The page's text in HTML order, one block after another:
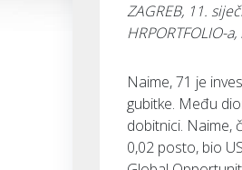
ZAGREB, 11.
HRPORTFOLIO-
Naime, 71 je
gubitke. Među
dobitnici. Naime,
0,02 posto, bio